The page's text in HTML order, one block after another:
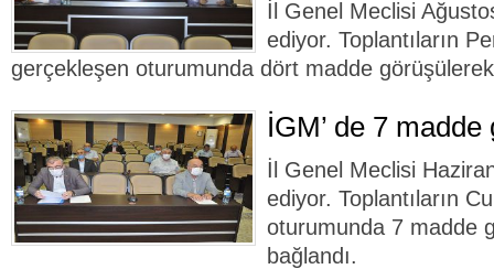
İl Genel Meclisi
ediyor. Toplantıların
gerçekleşen oturumunda dört madde
İGM’ de 7
İl Genel Meclisi
ediyor. Toplantıların
oturumunda 7 madde
bağlandı.